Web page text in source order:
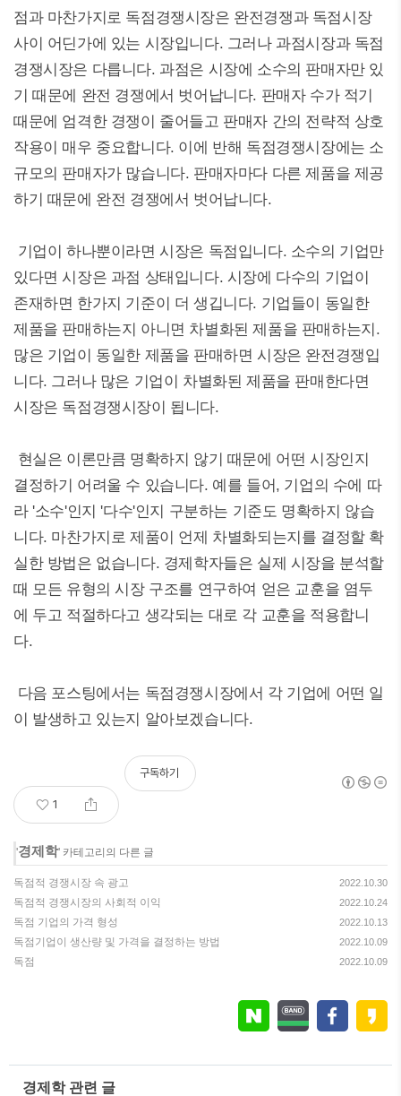
점과 마찬가지로 독점경쟁시장은 완전경쟁과 독점시장
사이 어딘가에 있는 시장입니다. 그러나 과점시장과 독점
경쟁시장은 다릅니다. 과점은 시장에 소수의 판매자만 있
기 때문에 완전 경쟁에서 벗어납니다. 판매자 수가 적기
때문에 엄격한 경쟁이 줄어들고 판매자 간의 전략적 상호
작용이 매우 중요합니다. 이에 반해 독점경쟁시장에는 소
규모의 판매자가 많습니다. 판매자마다 다른 제품을 제공
하기 때문에 완전 경쟁에서 벗어납니다.
기업이 하나뿐이라면 시장은 독점입니다. 소수의 기업만
있다면 시장은 과점 상태입니다. 시장에 다수의 기업이
존재하면 한가지 기준이 더 생깁니다. 기업들이 동일한
제품을 판매하는지 아니면 차별화된 제품을 판매하는지.
많은 기업이 동일한 제품을 판매하면 시장은 완전경쟁입
니다. 그러나 많은 기업이 차별화된 제품을 판매한다면
시장은 독점경쟁시장이 됩니다.
현실은 이론만큼 명확하지 않기 때문에 어떤 시장인지
결정하기 어려울 수 있습니다. 예를 들어, 기업의 수에 따
라 '소수'인지 '다수'인지 구분하는 기준도 명확하지 않습
니다. 마찬가지로 제품이 언제 차별화되는지를 결정할 확
실한 방법은 없습니다. 경제학자들은 실제 시장을 분석할
때 모든 유형의 시장 구조를 연구하여 얻은 교훈을 염두
에 두고 적절하다고 생각되는 대로 각 교훈을 적용합니
다.
다음 포스팅에서는 독점경쟁시장에서 각 기업에 어떤 일
이 발생하고 있는지 알아보겠습니다.
1
구독하기
'경제학' 카테고리의 다른 글
독점적 경쟁시장 속 광고 2022.10.30
독점적 경쟁시장의 사회적 이익 2022.10.24
독점 기업의 가격 형성 2022.10.13
독점기업이 생산량 및 가격을 결정하는 방법 2022.10.09
독점 2022.10.09
경제학 관련 글